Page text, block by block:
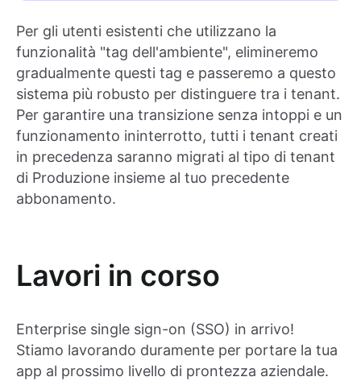
Per gli utenti esistenti che utilizzano la
funzionalità "tag dell'ambiente", elimineremo
gradualmente questi tag e passeremo a questo
sistema più robusto per distinguere tra i tenant.
Per garantire una transizione senza intoppi e un
funzionamento ininterrotto, tutti i tenant creati
in precedenza saranno migrati al tipo di tenant
di Produzione insieme al tuo precedente
abbonamento.
Lavori in corso
Enterprise single sign-on (SSO) in arrivo!
Stiamo lavorando duramente per portare la tua
app al prossimo livello di prontezza aziendale.